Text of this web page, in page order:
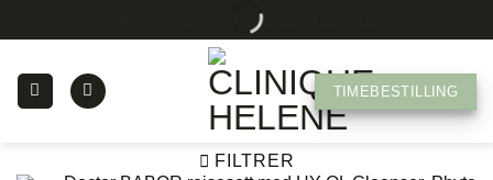
to
GRATIS FRAKT PÅ ALLE BESTILLINGER
TIMEBESTILLING
FILTRER